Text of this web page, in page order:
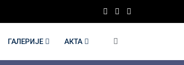
ГАЛЕРИЈЕ АКТА